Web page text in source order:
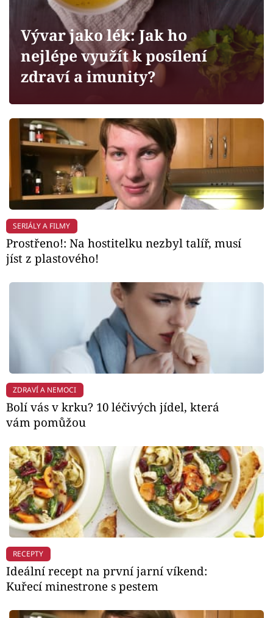
Sledujte prima+
Filmový festival Karlovy Vary
Mámy sobě
Přihlášení
Sledujte nás
Vývar jako lék: Jak ho
nejlépe využít k posílení
zdraví a imunity?
SERIÁLY A FILMY
Prostřeno!: Na hostitelku nezbyl talíř, musí
jíst z plastového!
ZDRAVÍ A NEMOCI
Bolí vás v krku? 10 léčivých jídel, která
vám pomůžou
RECEPTY
Ideální recept na první jarní víkend:
Kuřecí minestrone s pestem